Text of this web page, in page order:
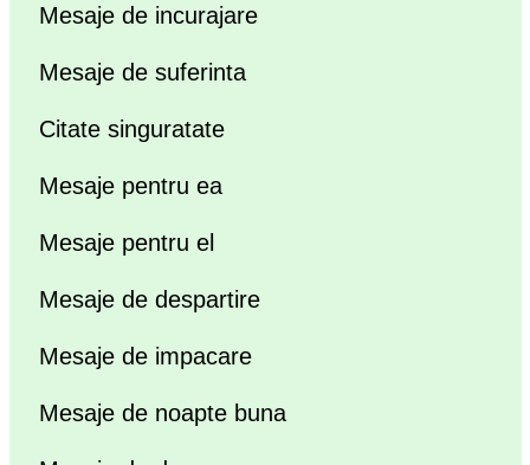
Mesaje de incurajare
Mesaje de suferinta
Citate singuratate
Mesaje pentru ea
Mesaje pentru el
Mesaje de despartire
Mesaje de impacare
Mesaje de noapte buna